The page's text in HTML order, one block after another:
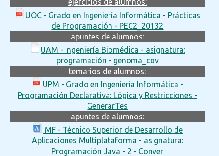
UOC - Grado en Ingeniería Informática - Prácticas
de Programación - PEC2_20132
apuntes de alumnos:
UAM - Ingeniería Biomédica - asignatura:
programación - genoma_cov
temarios de alumnos:
UPM - Grado en Ingeniería Informática -
Programación Declarativa: Lógica y Restricciones -
GenerarTes
apuntes de alumnos:
IMF - Técnico Superior de Desarrollo de
Aplicaciones Multiplataforma - asignatura:
Programación Java - 2 - Conver